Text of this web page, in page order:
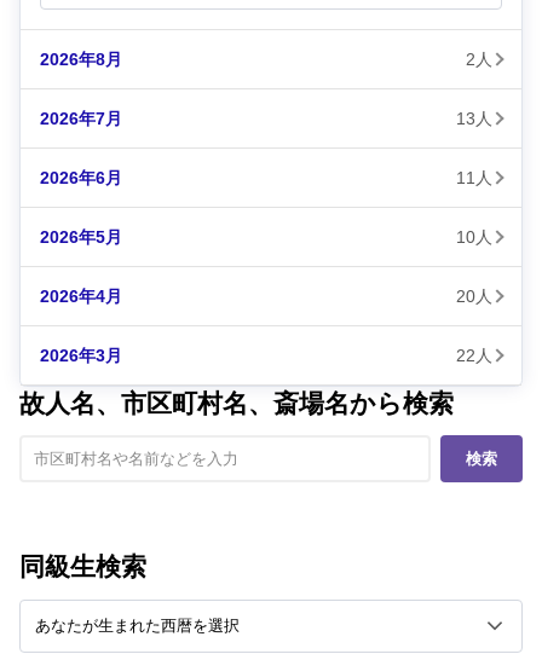
2026年8月 2人
2026年7月 13人
2026年6月 11人
2026年5月 10人
2026年4月 20人
2026年3月 22人
故人名、市区町村名、斎場名から検索
検索
同級生検索